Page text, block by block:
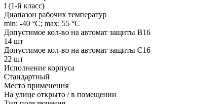
I (1-й класс)
Диапазон рабочих температур
min: -40 °C; max: 55 °C
Допустимое кол-во на автомат защиты B16
14 шт
Допустимое кол-во на автомат защиты C16
22 шт
Исполнение корпуса
Стандартный
Место применения
На улице открыто / в помещении